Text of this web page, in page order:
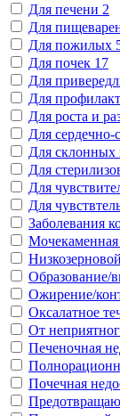
Для печени 2
Для
Для пожилых
Для почек 17
Для
Для
Для роста и
Для сердечно-
Для склонных
Для
Для
Для
Заболевания
Мочекаменная
Образование/
Ожирение/
Оксалатное
От
Печеночная
Почечная